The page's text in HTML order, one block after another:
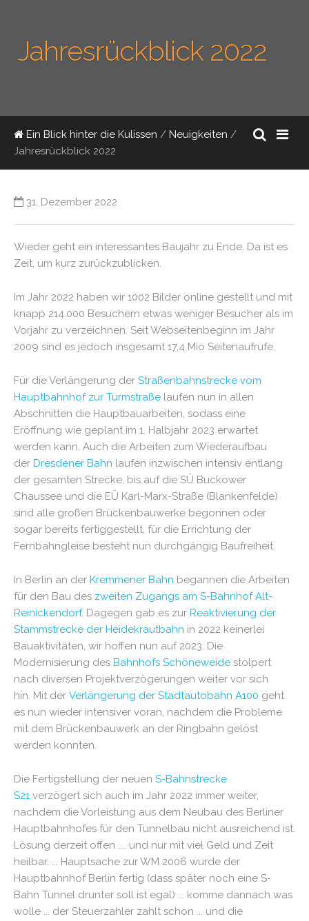
Jahresrückblick 2022
Ein Blick hinter die Kulissen / Neuigkeiten /
Jahresrückblick 2022
31. Dezember 2022
Wieder geht ein interessantes Baujahr zu Ende. Da ist es
Zeit, um kurz zurückzublicken.
Im Jahr 2022 haben wir 1002 Bilder online gestellt und mit
knapp 214.000 Besuchern etwas weniger Besucher als im
Vorjahr zu verzeichnen. Seit Webseitenbeginn im Jahr
2009 sind es jedoch insgesamt 17,4 Mio Seitenaufrufe.
Für die Verlängerung der Straßenbahnstrecke vom
Hauptbahnhof zur Turmstraße laufen nun in allen
Abschnitten die Hauptbauarbeiten, sodass eine
Eröffnung wie geplant im 1. Halbjahr 2023 erwartet
werden kann. Auch die Arbeiten zum Wiederaufbau
der Dresdener Bahn laufen inzwischen intensiv entlang
der gesamten Strecke, bis auf die SÜ Buckower
Chaussee und die EÜ Karl-Marx-Straße (Blankenfelde)
sind alle großen Brückenbauwerke begonnen oder
sogar bereits fertiggestellt, für die Errichtung der
Fernbahngleise besteht nun durchgängig Baufreiheit.
In Berlin an der Kremmener Bahn begannen die Arbeiten
für den Bau des zweiten Zugangs am S-Bahnhof Alt-
Reinickendorf. Dagegen gab es zur Reaktivierung der
Stammstrecke der Heidekrautbahn in 2022 keinerlei
Bauaktivitäten, wir hoffen nun auf 2023. Die
Modernisierung des Bahnhofs Schöneweide stolpert
nach diversen Projektverzögerungen weiter vor sich
hin. Mit der Verlängerung der Stadtautobahn A100 geht
es nun wieder intensiver voran, nachdem die Probleme
mit dem Brückenbauwerk an der Ringbahn gelöst
werden konnten.
Die Fertigstellung der neuen S-Bahnstrecke
S21 verzögert sich auch im Jahr 2022 immer weiter,
nachdem die Vorleistung aus dem Neubau des Berliner
Hauptbahnhofes für den Tunnelbau nicht ausreichend ist.
Lösung derzeit offen .... und nur mit viel Geld und Zeit
heilbar. ... Hauptsache zur WM 2006 wurde der
Hauptbahnhof Berlin fertig (dass später noch eine S-
Bahn Tunnel drunter soll ist egal) ... komme dannach was
wolle ... der Steuerzahler zahlt schon ... und die